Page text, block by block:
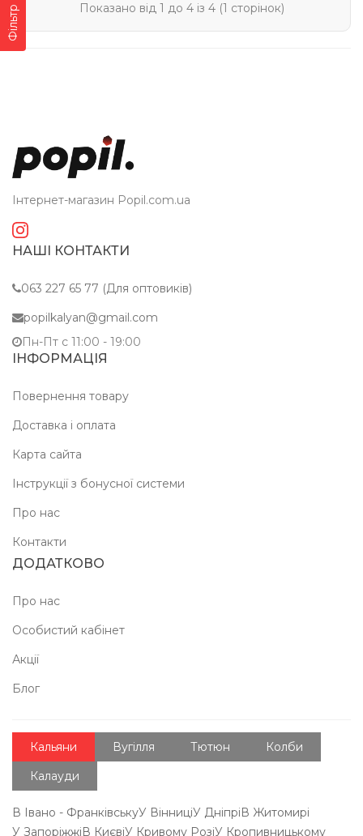
Фільтр Показано від 1 до 4 із 4 (1 сторінок)
Інтернет-магазин Popil.com.ua
НАШІ КОНТАКТИ
063 227 65 77 (Для оптовиків)
popilkalyan@gmail.com
Пн-Пт c 11:00 - 19:00
ІНФОРМАЦІЯ
Повернення товару
Доставка і оплата
Карта сайта
Інструкції з бонусної системи
Про нас
Контакти
ДОДАТКОВО
Про нас
Особистий кабінет
Акції
Блог
Кальяни Вугілля Тютюн
Колби
Калауди
В Івано - ФранківськуУ ВінниціУ ДніпріВ Житомирі
У ЗапоріжжіВ КиєвіУ Кривому РозіУ Кропивницькому